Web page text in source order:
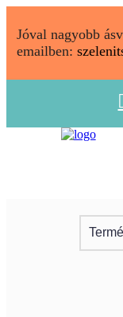
Jóval nagyobb
emailben: